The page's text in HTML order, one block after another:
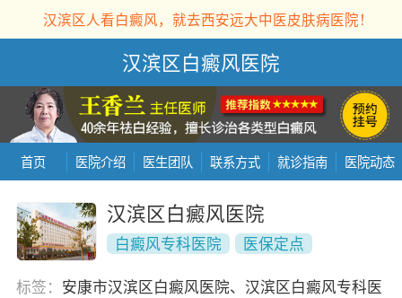
汉滨区人看白癜风，就去西安远大中医皮肤病医院！
汉滨区白癜风医院
首页 医院介绍 医生团队 联系方式 就诊指南 医院动态
汉滨区白癜风医院
白癜风专科医院
医保定点
标签： 安康市汉滨区白癜风医院、汉滨区白癜风专科医